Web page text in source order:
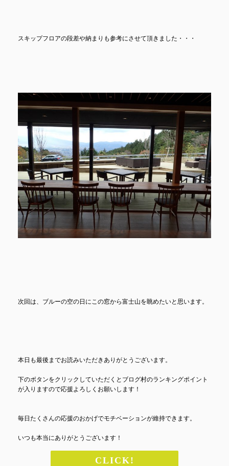
スキップフロアの段差や納まりも参考にさせて頂きました・・・
次回は、ブルーの空の日にこの窓から富士山を眺めたいと思います。
本日も最後までお読みいただきありがとうございます。
下のボタンをクリックしていただくとブログ村のランキングポイント
が入りますので応援よろしくお願いします！
毎日たくさんの応援のおかげでモチベーションが維持できます。
いつも本当にありがとうございます！
CLICK!